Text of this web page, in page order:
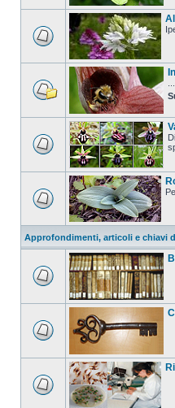
Approfondimenti, articoli e chiavi